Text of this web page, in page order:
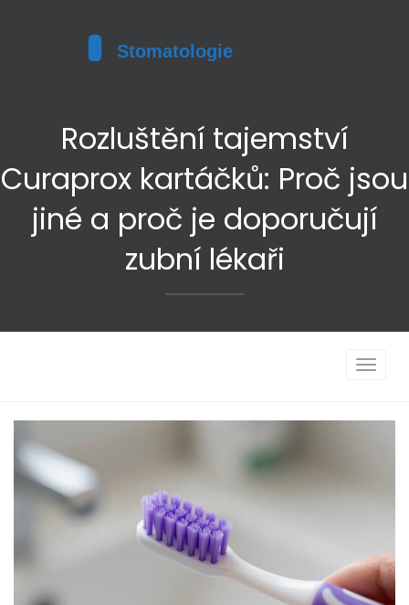
Rozluštění tajemství
Curaprox kartáčků: Proč jsou
jiné a proč je doporučují
zubní lékaři
Toggle